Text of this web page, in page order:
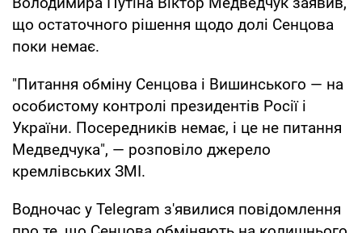
що остаточного рішення щодо долі Сенцова
поки немає.
"Питання обміну Сенцова і Вишинського — на
особистому контролі президентів Росії і
України. Посередників немає, і це не питання
Медведчука", — розповіло джерело
кремлівських ЗМІ.
Водночас у Telegram з'явилися повідомлення